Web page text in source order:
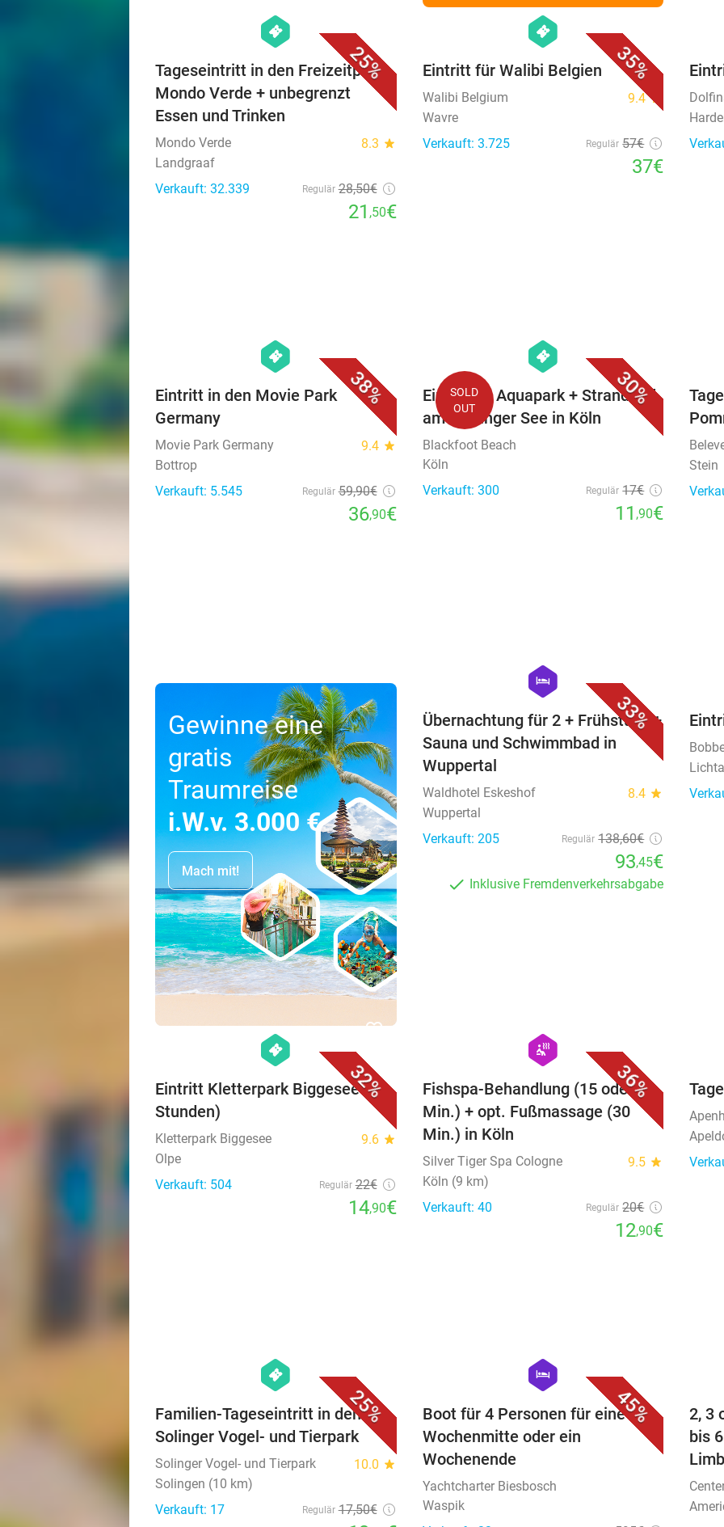
25%
hexagon
events
Tageseintritt in den Freizeitpark
Mondo Verde + unbegrenzt
Essen und Trinken
Mondo Verde 8.3 star
Landgraaf
Verkauft: 32.339
Regulär 28,50€
21 ,50€
35%
favorite_border
hexagon
events
Eintritt für Walibi Belgien
Walibi Belgium 9.4star
Wavre
Verkauft: 3.725
Regulär 57€
37€
38%
hexagon
events
Eintritt in den Movie Park
Germany
Movie Park Germany 9.4 star
Bottrop
Verkauft: 5.545
Regulär 59,90€
36,90€
30%
SOLD
OUT
hexagon
events
Eintritt zu Aquapark + Strandbad
am Fühlinger See in Köln
Blackfoot Beach
Köln
Verkauft: 300
Regulär 17€
11,90€
Stein
Gewinne eine
gratis
Traumreise
i.W.v. 3.000 €
Mach mit!
33%
hexagon
hotel
Übernachtung für 2 + Frühstück +
Sauna und Schwimmbad in
Wuppertal
Waldhotel Eskeshof 8.4 star
Wuppertal
Verkauft: 205
Regulär 138,60€
93,45€
Inklusive Fremdenverkehrsabgabe
32%
favorite_border
hexagon
events
Eintritt Kletterpark Biggesee (3
Stunden)
Kletterpark Biggesee 9.6 star
Olpe
Verkauft: 504
Regulär 22€
14,90€
36%
hexagon
wellness
Fishspa-Behandlung (15 oder 30
Min.) + opt. Fußmassage (30
Min.) in Köln
Silver Tiger Spa Cologne 9.5 star
Köln (9 km)
Verkauft: 40
Regulär 20€
12,90€
25%
hexagon
events
Familien-Tageseintritt in den
Solinger Vogel- und Tierpark
Solinger Vogel- und Tierpark 10.0 star
Solingen (10 km)
Verkauft: 17
Regulär 17,50€
45%
hexagon
hotel
Boot für 4 Personen für eine
Wochenmitte oder ein
Wochenende
Yachtcharter Biesbosch
Waspik
2, 3
bis